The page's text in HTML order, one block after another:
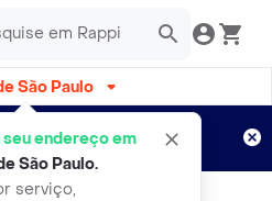
São Paulo
seu endereço em
São Paulo.
serviço,
por 15 dias!
Aplicam T&C